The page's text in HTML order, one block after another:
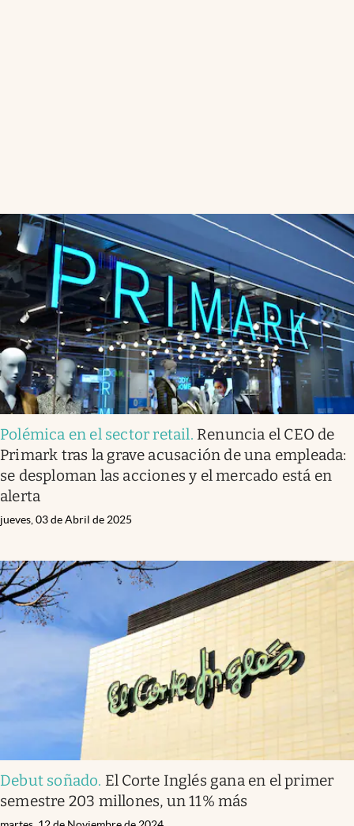
Polémica en el sector retail. Renuncia el CEO de
Primark tras la grave acusación de una empleada:
se desploman las acciones y el mercado está en
alerta
jueves, 03 de Abril de 2025
Debut soñado. El Corte Inglés gana en el primer
semestre 203 millones, un 11% más